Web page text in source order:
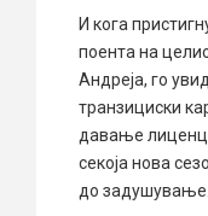
И кога
поента на
Андреја, го
транзициски
давање
секоја нова
до задушување.